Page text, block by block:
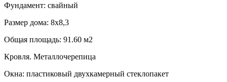
Фундамент: свайный
Размер дома: 8х8,3
Общая площадь: 91.60 м2
Кровля. Металлочерепица
Окна: пластиковый двухкамерный стеклопакет